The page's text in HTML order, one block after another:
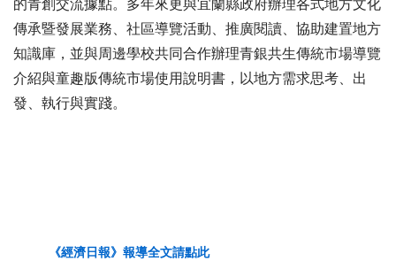
的青創交流據點。多年來更與宜蘭縣政府辦理各式地方文化
傳承暨發展業務、社區導覽活動、推廣閱讀、協助建置地方
知識庫，並與周邊學校共同合作辦理青銀共生傳統市場導覽
介紹與童趣版傳統市場使用說明書，以地方需求思考、出
發、執行與實踐。
《經濟日報》 報導全文請點此